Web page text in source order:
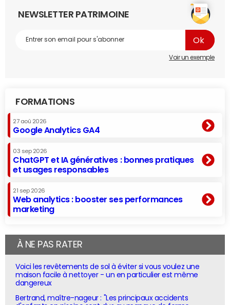
NEWSLETTER PATRIMOINE
Voir un exemple
FORMATIONS
27 aoû 2026
Google Analytics GA4
03 sep 2026
ChatGPT et IA génératives : bonnes pratiques
et usages responsables
21 sep 2026
Web analytics : booster ses performances
marketing
À NE PAS RATER
Voici les revêtements de sol à éviter si vous voulez une
maison facile à nettoyer - un en particulier est même
dangereux
Bertrand, maître-nageur : "Les principaux accidents